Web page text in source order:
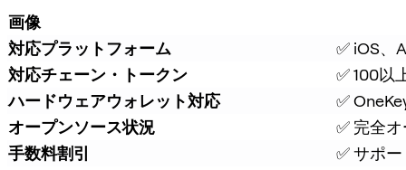
画像
対応プラットフォーム
✅ iOS、
対応チェーン・トークン
✅ 100以
ハードウェアウォレット対応
✅
オープンソース状況
✅ 完全
手数料割引
✅ サポ